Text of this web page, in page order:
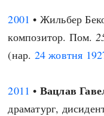
2001 • Жильбер
композитор. Пом.
(нар. 24 жовтня
2011 • Вацлав
драматург,